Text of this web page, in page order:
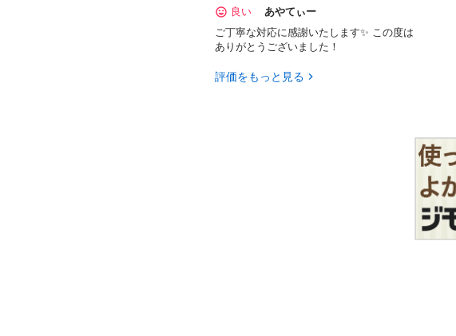
良い
あやてぃー
ご丁寧な対応に感謝いたします✨ この度は
ありがとうございました！
評価をもっと見る